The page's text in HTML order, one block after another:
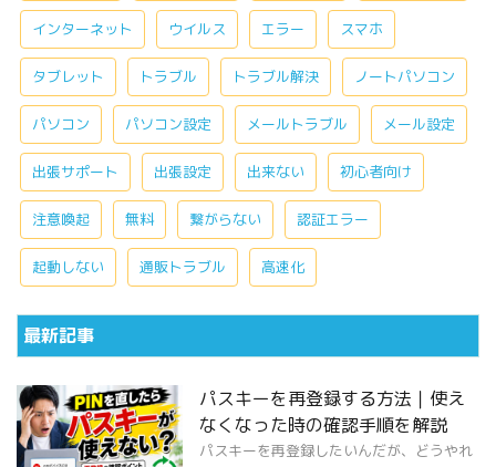
インターネット ウイルス エラー スマホ
タブレット トラブル トラブル解決 ノートパソコン
パソコン パソコン設定 メールトラブル メール設定
出張サポート 出張設定 出来ない 初心者向け
注意喚起 無料 繋がらない 認証エラー
起動しない 通販トラブル 高速化
最新記事
パスキーを再登録する方法｜使え
なくなった時の確認手順を解説
パスキーを再登録したいんだが、どうやれ